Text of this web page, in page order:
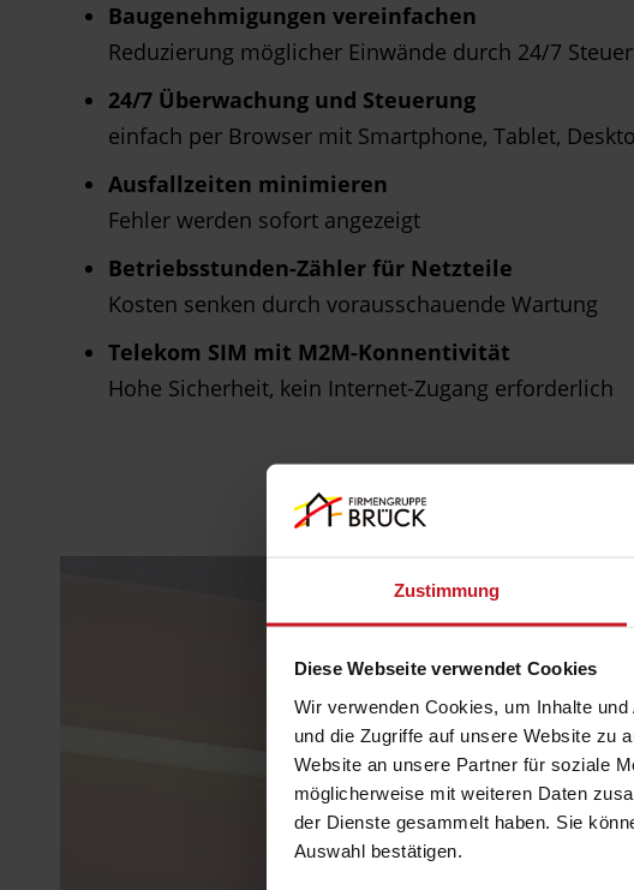
Zustimmung
Diese Webseite verwendet Cookies
Wir verwenden Cookies, um Inhalte
und die Zugriffe auf unsere Website zu
Website an unsere Partner für soziale
möglicherweise mit weiteren Daten
der Dienste gesammelt haben. Sie
Auswahl bestätigen.
Baugenehmigungen vereinfachen
Reduzierung möglicher Einwände durch 24/7
24/7 Überwachung und Steuerung
einfach per Browser mit Smartphone, Tablet,
Ausfallzeiten minimieren
Fehler werden sofort angezeigt
Betriebsstunden-Zähler für Netzteile
Kosten senken durch vorausschauende Wartung
Telekom SIM mit M2M-Konnentivität
Hohe Sicherheit, kein Internet-Zugang erforderlich